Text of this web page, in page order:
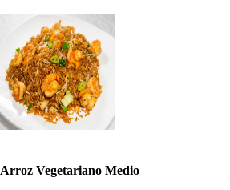
Arroz Vegetariano Medio